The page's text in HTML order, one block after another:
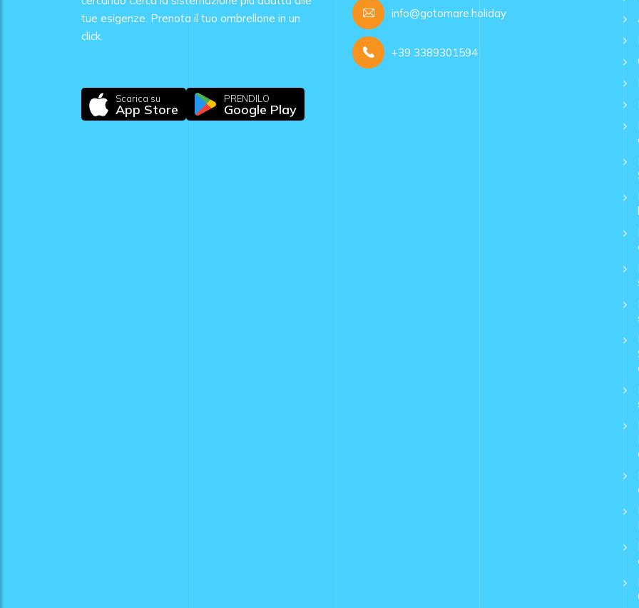
tue esigenze. Prenota il tuo ombrellone in un
click.
Scarica su
App Store
PRENDILO
Google Play
info@gotomare.holiday
+39 3389301594